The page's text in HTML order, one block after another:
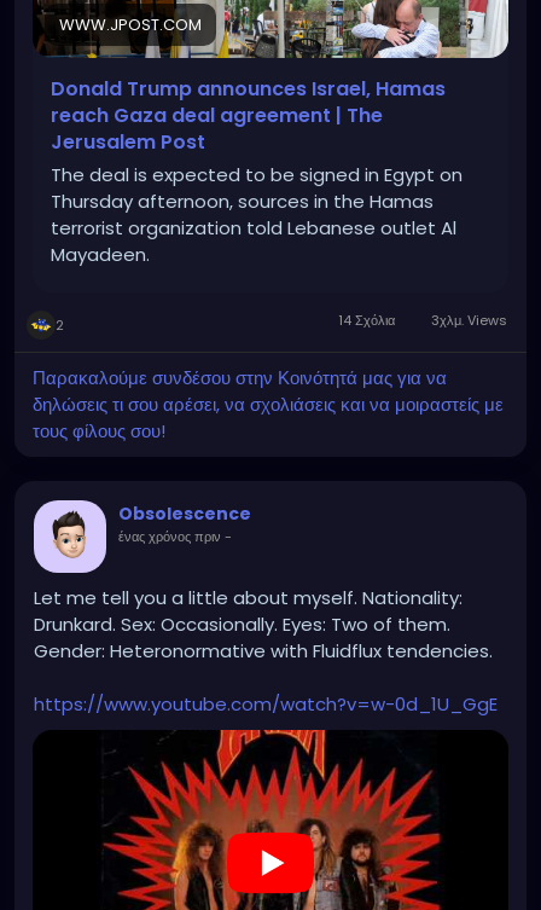
WWW.JPOST.COM
Donald Trump announces Israel, Hamas
reach Gaza deal agreement | The
Jerusalem Post
The deal is expected to be signed in Egypt on
Thursday afternoon, sources in the Hamas
terrorist organization told Lebanese outlet Al
Mayadeen.
2 14 Σχόλια 3χλμ. Views
Παρακαλούμε συνδέσου στην Κοινότητά μας για να
δηλώσεις τι σου αρέσει, να σχολιάσεις και να μοιραστείς με
τους φίλους σου!
Obsolescence
ένας χρόνος πριν -
Let me tell you a little about myself. Nationality:
Drunkard. Sex: Occasionally. Eyes: Two of them.
Gender: Heteronormative with Fluidflux tendencies.
https://www.youtube.com/watch?v=w-0d_1U_GgE